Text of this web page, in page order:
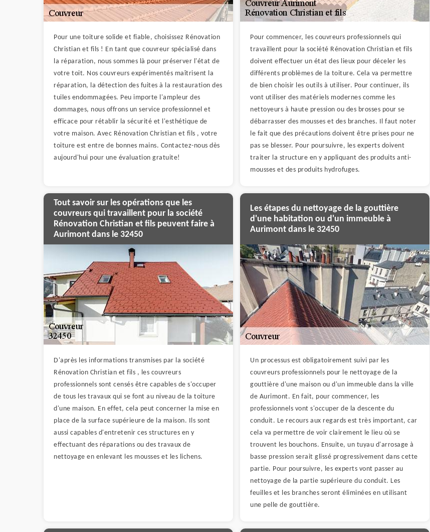
Pour une toiture solide et fiable, choisissez Rénovation
Christian et fils ! En tant que couvreur spécialisé dans
la réparation, nous sommes là pour préserver l'état de
votre toit. Nos couvreurs expérimentés maîtrisent la
réparation, la détection des fuites à la restauration des
tuiles endommagées. Peu importe l'ampleur des
dommages, nous offrons un service professionnel et
efficace pour rétablir la sécurité et l'esthétique de
votre maison. Avec Rénovation Christian et fils , votre
toiture est entre de bonnes mains. Contactez-nous dès
aujourd'hui pour une évaluation gratuite!
Pour commencer, les couvreurs professionnels qui
travaillent pour la société Rénovation Christian et fils
doivent effectuer un état des lieux pour déceler les
différents problèmes de la toiture. Cela va permettre
de bien choisir les outils à utiliser. Pour continuer, ils
vont utiliser des matériels modernes comme les
nettoyeurs à haute pression ou des brosses pour se
débarrasser des mousses et des branches. Il faut noter
le fait que des précautions doivent être prises pour ne
pas se blesser. Pour poursuivre, les experts doivent
traiter la structure en y appliquant des produits anti-
mousses et des produits hydrofuges.
Tout savoir sur les opérations que les
couvreurs qui travaillent pour la société
Rénovation Christian et fils peuvent faire à
Aurimont dans le 32450
D'après les informations transmises par la société
Rénovation Christian et fils , les couvreurs
professionnels sont censés être capables de s'occuper
de tous les travaux qui se font au niveau de la toiture
d'une maison. En effet, cela peut concerner la mise en
place de la surface supérieure de la maison. Ils sont
aussi capables d'entretenir ces structures en y
effectuant des réparations ou des travaux de
nettoyage en enlevant les mousses et les lichens.
Les étapes du nettoyage de la gouttière
d'une habitation ou d'un immeuble à
Aurimont dans le 32450
Un processus est obligatoirement suivi par les
couvreurs professionnels pour le nettoyage de la
gouttière d'une maison ou d'un immeuble dans la ville
de Aurimont. En fait, pour commencer, les
professionnels vont s'occuper de la descente du
conduit. Le recours aux regards est très important, car
cela va permettre de voir clairement le lieu où se
trouvent les bouchons. Ensuite, un tuyau d'arrosage à
basse pression serait glissé progressivement dans cette
partie. Pour poursuivre, les experts vont passer au
nettoyage de la partie supérieure du conduit. Les
feuilles et les branches seront éliminées en utilisant
une pelle de gouttière.